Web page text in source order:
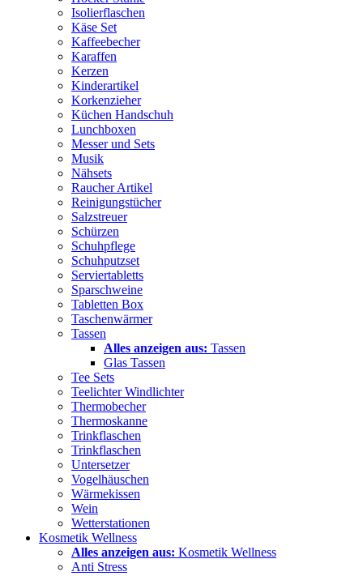
Isolierflaschen
Käse Set
Kaffeebecher
Karaffen
Kerzen
Kinderartikel
Korkenzieher
Küchen Handschuh
Lunchboxen
Messer und Sets
Musik
Nähsets
Raucher Artikel
Reinigungstücher
Salzstreuer
Schürzen
Schuhpflege
Schuhputzset
Serviertabletts
Sparschweine
Tabletten Box
Taschenwärmer
Tassen
Alles anzeigen aus: Tassen
Glas Tassen
Tee Sets
Teelichter Windlichter
Thermobecher
Thermoskanne
Trinkflaschen
Trinkflaschen
Untersetzer
Vogelhäuschen
Wärmekissen
Wein
Wetterstationen
Kosmetik Wellness
Alles anzeigen aus: Kosmetik Wellness
Anti Stress